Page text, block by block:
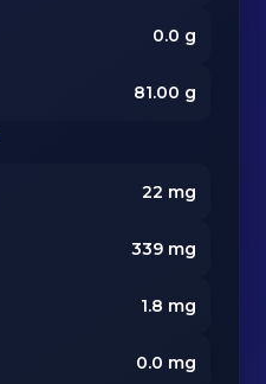
0.0 g
81.00 g
22 mg
339mg
1.8 mg
0.0 mg